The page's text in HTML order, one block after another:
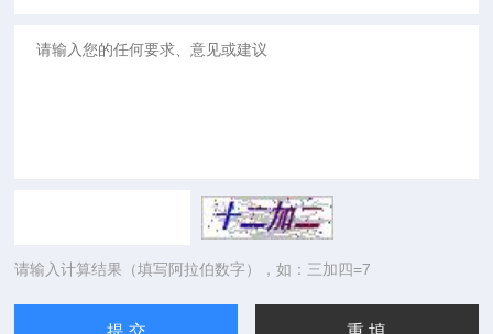
请输入计算结果（填写阿拉伯数字），如：三加四=7